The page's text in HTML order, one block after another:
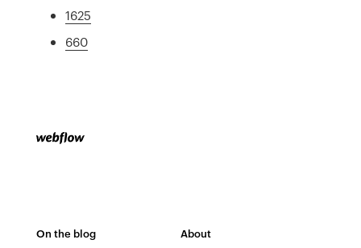
1625
660
On the blog About